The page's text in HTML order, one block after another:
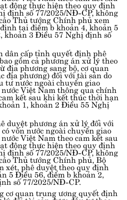
động thực hiện theo quy định
định số 77/2025/NĐ-CP, không
Thủ tướng Chính phủ xem
tại điểm b khoản 4, khoản 5
khoản 3 Điều 57 Nghị định số
dân cấp tỉnh quyết định phê
gồm cả phương án xử lý theo
địa phương sang bộ, cơ quan
địa phương) đối với tài sản do
tư nước ngoài chuyển giao
Việt Nam thông qua chính
kết sau khi kết thúc thời hạn
1, khoản 2 Điều 55 Nghị
duyệt phương án xử lý đối với
vốn nước ngoài chuyển giao
Việt Nam theo cam kết sau
động thực hiện theo quy định
định số 77/2025/NĐ-CP, không
Thủ tướng Chính phủ, Bộ
xét, phê duyệt theo quy định
5 Điều 56, điểm b khoản 2,
số 77/2025/NĐ-CP.
cơ quan trung ương quyết định